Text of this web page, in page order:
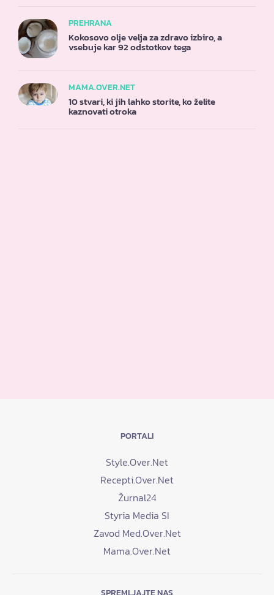
PREHRANA
Kokosovo olje velja za zdravo izbiro, a
vsebuje kar 92 odstotkov tega
MAMA.OVER.NET
10 stvari, ki jih lahko storite, ko želite
kaznovati otroka
PORTALI
Style.Over.Net
Recepti.Over.Net
Žurnal24
Styria Media SI
Zavod Med.Over.Net
Mama.Over.Net